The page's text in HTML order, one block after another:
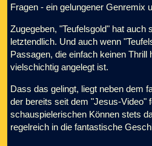
Fragen - ein gelungener Genremix
Zugegeben, "Teufelsgold" hat
letztendlich. Und auch wenn
Passagen, die einfach keinen
vielschichtig angelegt ist.
Dass das gelingt, liegt neben dem
der bereits seit dem "Jesus-Video"
schauspielerischen Können stets
regelreich in die fantastische